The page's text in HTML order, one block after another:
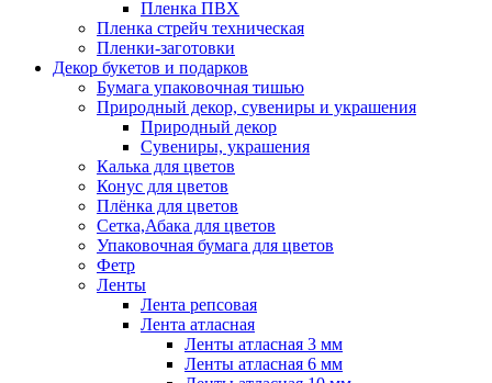
Пленка ПВХ
Пленка стрейч техническая
Пленки-заготовки
Декор букетов и подарков
Бумага упаковочная тишью
Природный декор, сувениры и украшения
Природный декор
Сувениры, украшения
Калька для цветов
Конус для цветов
Плёнка для цветов
Сетка,Абака для цветов
Упаковочная бумага для цветов
Фетр
Ленты
Лента репсовая
Лента атласная
Ленты атласная 3 мм
Ленты атласная 6 мм